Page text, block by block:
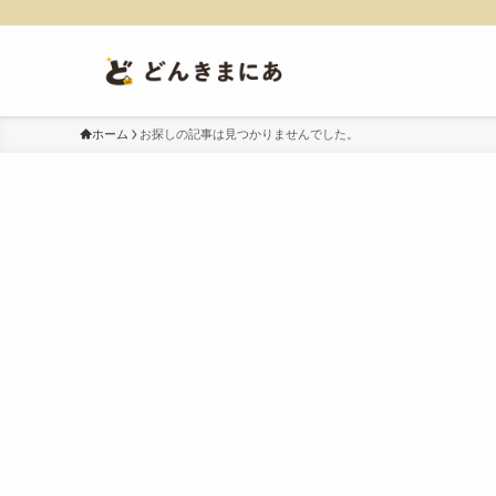
ホーム お探しの記事は見つかりませんでした。